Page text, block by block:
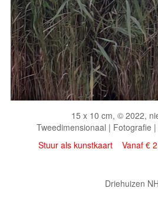
15 x 10 cm, © 2022,
Tweedimensionaal | Fotografie
Stuur als kunstkaart Vanaf €
Driehuizen NH